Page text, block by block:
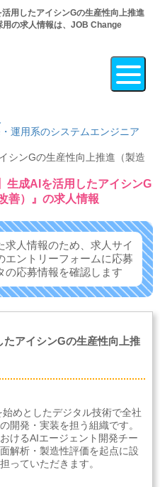
用したアイシンGの生産性向上推進
用の求人情報は、JOB Change
運用系のシステムエンジニア
シンGの生産性向上推進（製造
生成AIを活用したアイシンG
善）』の求人情報
求人情報のため、求人サイ
エントリーフォームに応募
の応募情報を確認します
たアイシンGの生産性向上推
めとしたデジタル技術で全社
開発・実装を担う組織です。
けるAIエージェント開発チー
解析・製造性評価を起点に設
っていただきます。